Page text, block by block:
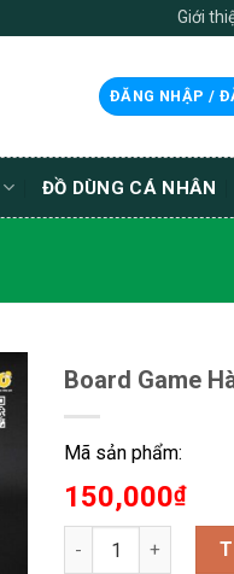
Giới
ĐĂNG NHẬP /
ĐỒ DÙNG CÁ NHÂN
Board Game
Mã sản phẩm:
150,000₫
Board Game Hành